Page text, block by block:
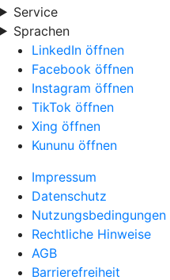
Service
Sprachen
LinkedIn öffnen
Facebook öffnen
Instagram öffnen
TikTok öffnen
Xing öffnen
Kununu öffnen
Impressum
Datenschutz
Nutzungsbedingungen
Rechtliche Hinweise
AGB
Barrierefreiheit